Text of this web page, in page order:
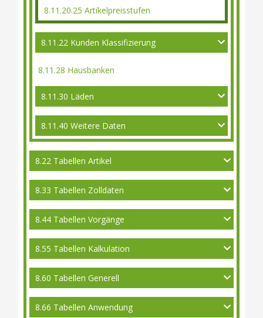
8.11.20.25 Artikelpreisstufen
8.11.22 Kunden Klassifizierung
8.11.28 Hausbanken
8.11.30 Läden
8.11.40 Weitere Daten
8.22 Tabellen Artikel
8.33 Tabellen Zolldaten
8.44 Tabellen Vorgänge
8.55 Tabellen Kalkulation
8.60 Tabellen Generell
8.66 Tabellen Anwendung